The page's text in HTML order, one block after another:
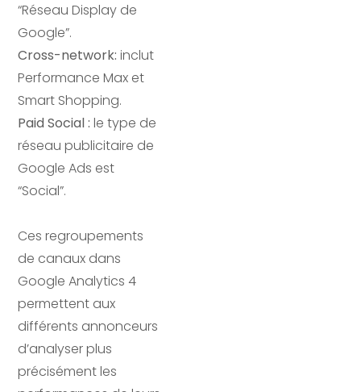
“Réseau Display de
Google”.
Cross-network: inclut
Performance Max et
Smart Shopping.
Paid Social : le type de
réseau publicitaire de
Google Ads est
“Social”.
Ces regroupements
de canaux dans
Google Analytics 4
permettent aux
différents annonceurs
d’analyser plus
précisément les